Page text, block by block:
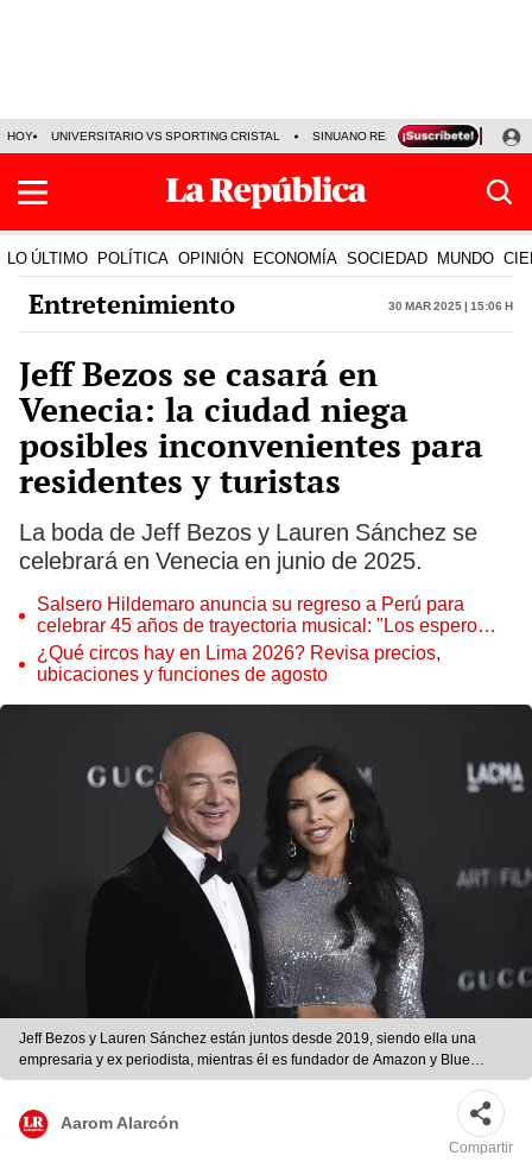
HOY UNIVERSITARIO VS SPORTING CRISTAL SINUANO RESULTADOS HOY
LO ÚLTIMO POLÍTICA OPINIÓN ECONOMÍA SOCIEDAD MUNDO
Entretenimiento 30 Mar 2025 | 15:06 h
Jeff Bezos se casará en
Venecia: la ciudad niega
posibles inconvenientes para
residentes y turistas
La boda de Jeff Bezos y Lauren Sánchez se
celebrará en Venecia en junio de 2025.
Salsero Hildemaro anuncia su regreso a Perú para
celebrar 45 años de trayectoria musical: "Los espero
para cantar con todos ustedes”
¿Qué circos hay en Lima 2026? Revisa precios,
ubicaciones y funciones de agosto
Jeff Bezos y Lauren Sánchez están juntos desde 2019, siendo ella una
empresaria y ex periodista, mientras él es fundador de Amazon y Blue
Origin. Foto: Los Angeles Times
Aarom Alarcón
Compartir